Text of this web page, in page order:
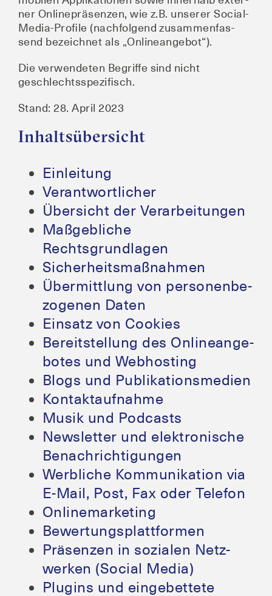
ner Online­prä­sen­zen, wie z.B. unse­rer Social-
Media-Pro­fi­le (nach­fol­gend zusam­men­fas­
send bezeich­net als „Online­an­ge­bot“).
Die ver­wen­de­ten Begrif­fe sind nicht
geschlechtsspezifisch.
Stand: 28. April 2023
Inhaltsübersicht
Ein­lei­tung
Ver­ant­wort­li­cher
Über­sicht der Verarbeitungen
Maß­geb­li­che
Rechtsgrundlagen
Sicher­heits­maß­nah­men
Über­mitt­lung von per­so­nen­be­
zo­ge­nen Daten
Ein­satz von Cookies
Bereit­stel­lung des Online­an­ge­
bo­tes und Webhosting
Blogs und Publikationsmedien
Kon­takt­auf­nah­me
Musik und Podcasts
News­let­ter und elek­tro­ni­sche
Benachrichtigungen
Werb­li­che Kom­mu­ni­ka­ti­on via
E‑Mail, Post, Fax oder Telefon
Online­mar­ke­ting
Bewer­tungs­platt­for­men
Prä­sen­zen in sozia­len Netz­
wer­ken (Social Media)
Plug­ins und ein­ge­bet­te­te